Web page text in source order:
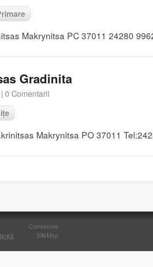
Makrynitsa PC 37011 24280
Gradinita
0 Comentarii
Makrynitsa PO 37011
Conexiune
SiteMap